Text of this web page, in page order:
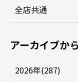
全店共通
アーカイブか
2026年(287)